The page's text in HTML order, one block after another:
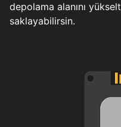
depolama alanını
saklayabilirsin.